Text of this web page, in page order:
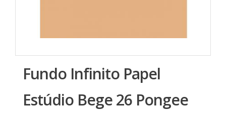
Fundo Infinito Papel
Estúdio Bege 26 Pongee